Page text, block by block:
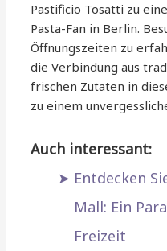
Pastificio Tosatti zu
Pasta-Fan in Berlin.
Öffnungszeiten zu
die Verbindung aus
frischen Zutaten in
zu einem
Auch interessant:
Entdecken
Mall: Ein
Freizeit